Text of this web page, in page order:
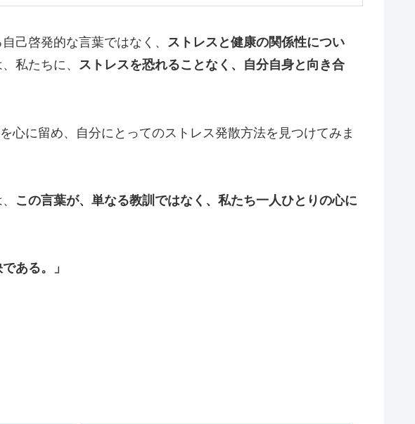
己啓発的な言葉ではなく、 ストレスと健康の関係性につい
私たちに、 ストレスを恐れることなく、自分自身と向き合
心に留め、自分にとってのストレス発散方法を見つけてみま
この言葉が、単なる教訓ではなく、私たち一人ひとりの心に
ある。」